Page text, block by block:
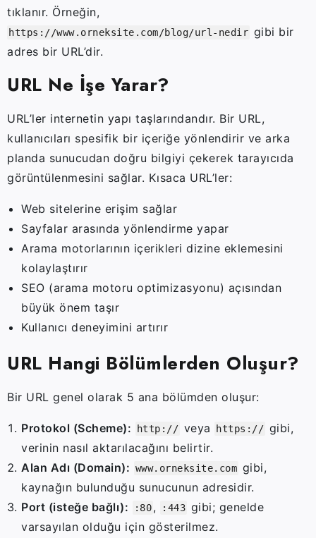
tıklanır. Örneğin,
https://www.orneksite.com/blog/url-nedir gibi bir
adres bir URL’dir.
URL Ne İşe Yarar?
URL’ler internetin yapı taşlarındandır. Bir URL,
kullanıcıları spesifik bir içeriğe yönlendirir ve arka
planda sunucudan doğru bilgiyi çekerek tarayıcıda
görüntülenmesini sağlar. Kısaca URL’ler:
Web sitelerine erişim sağlar
Sayfalar arasında yönlendirme yapar
Arama motorlarının içerikleri dizine eklemesini
kolaylaştırır
SEO (arama motoru optimizasyonu) açısından
büyük önem taşır
Kullanıcı deneyimini artırır
URL Hangi Bölümlerden Oluşur?
Bir URL genel olarak 5 ana bölümden oluşur:
Protokol (Scheme): http:// veya https:// gibi,
verinin nasıl aktarılacağını belirtir.
Alan Adı (Domain): www.orneksite.com gibi,
kaynağın bulunduğu sunucunun adresidir.
Port (isteğe bağlı): :80, :443 gibi; genelde
varsayılan olduğu için gösterilmez.